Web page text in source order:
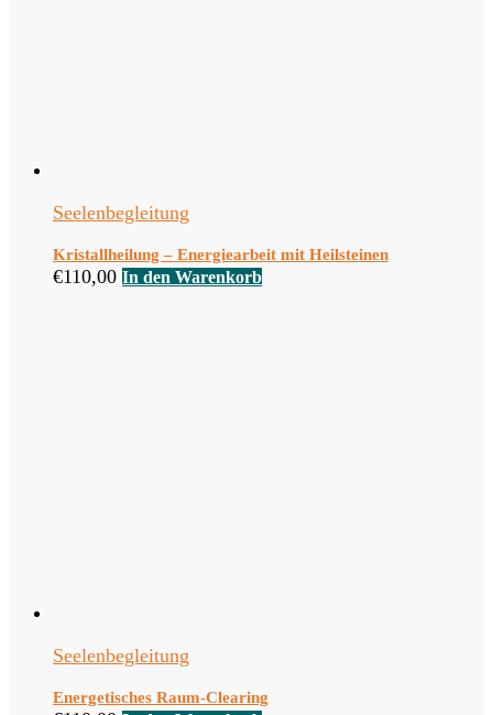
Seelenbegleitung
Kristallheilung – Energiearbeit mit Heilsteinen
€110,00 In den Warenkorb
Seelenbegleitung
Energetisches Raum-Clearing